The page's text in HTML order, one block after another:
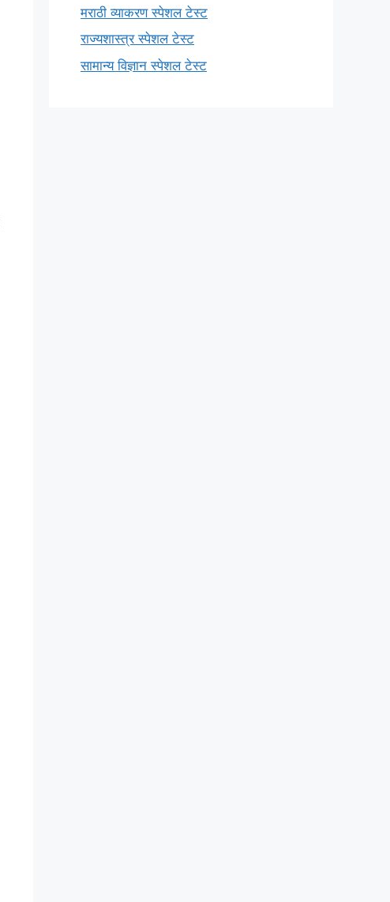
मराठी व्याकरण स्पेशल टेस्ट
राज्यशास्त्र स्पेशल टेस्ट
सामान्य विज्ञान स्पेशल टेस्ट